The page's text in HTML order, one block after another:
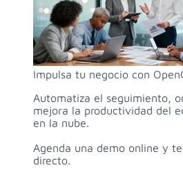
Impulsa tu negocio con
Automatiza el seguimiento,
mejora la productividad del
en la nube.
Agenda una demo online y
directo.